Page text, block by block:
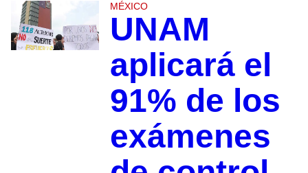
MÉXICO
UNAM
aplicará el
91% de los
exámenes